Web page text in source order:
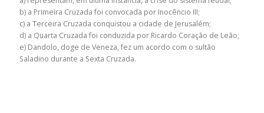
b) a Primeira Cruzada foi convocada por Inocêncio III;
c) a Terceira Cruzada conquistou a cidade de Jerusalém;
d) a Quarta Cruzada foi conduzida por Ricardo Coração de Leão;
e) Dandolo, doge de Veneza, fez um acordo com o sultão
Saladino durante a Sexta Cruzada.